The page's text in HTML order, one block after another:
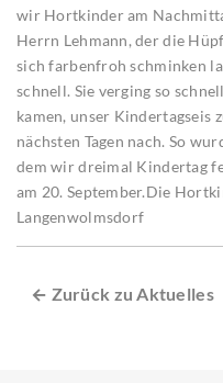
wir Hortkinder am
Herrn Lehmann, der die
sich farbenfroh schminken
schnell. Sie verging so
kamen, unser Kindertagseis
nächsten Tagen nach. So
dem wir dreimal Kindertag
am 20. September.Die
Langenwolmsdorf
← Zurück zu Aktuelles